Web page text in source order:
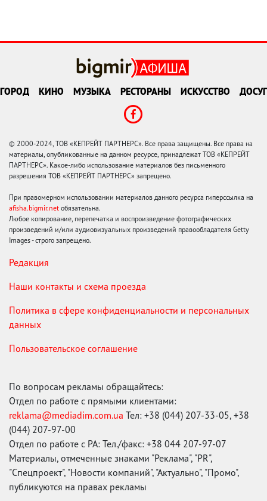
ГОРОД КИНО МУЗЫКА РЕСТОРАНЫ ИСКУССТВО ДОСУГ
© 2000-2024, ТОВ «КЕПРЕЙТ ПАРТНЕРС». Все права защищены. Все права на
материалы, опубликованные на данном ресурсе, принадлежат ТОВ «КЕПРЕЙТ
ПАРТНЕРС». Какое-либо использование материалов без письменного
разрешения ТОВ «КЕПРЕЙТ ПАРТНЕРС» запрещено.
При правомерном использовании материалов данного ресурса гиперссылка на
afisha.bigmir.net обязательна.
Любое копирование, перепечатка и воспроизведение фотографических
произведений и/или аудиовизуальных произведений правообладателя Getty
Images - строго запрещено.
Редакция
Наши контакты и схема проезда
Политика в сфере конфиденциальности и персональных
данных
Пользовательское соглашение
По вопросам рекламы обращайтесь:
Отдел по работе с прямыми клиентами:
reklama@mediadim.com.ua Тел: +38 (044) 207-33-05, +38
(044) 207-97-00
Отдел по работе с РА: Тел./факс: +38 044 207-97-07
Материалы, отмеченные знаками "Реклама", "PR",
"Спецпроект", "Новости компаний", "Актуально", "Промо",
публикуются на правах рекламы